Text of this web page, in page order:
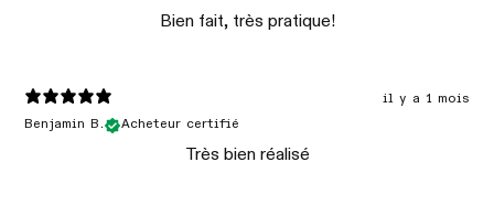
Bien fait, très pratique!
il y a 1 mois
Benjamin B.
Acheteur certifié
Très bien réalisé